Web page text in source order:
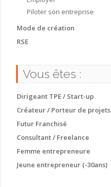
Piloter son entreprise
Mode de création
RSE
Vous êtes :
Dirigeant TPE / Start-up
Créateur / Porteur de projets
Futur Franchisé
Consultant / Freelance
Femme entrepreneure
Jeune entrepreneur (-30ans)